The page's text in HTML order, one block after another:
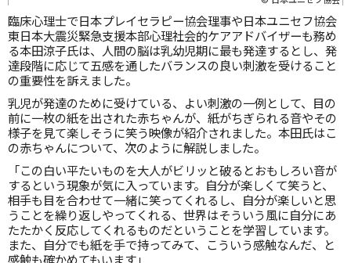
臨床心理士で日本プレイセラピー協会理事や日本ユニセフ協会
東日本大震災緊急支援本部心理社会的ケアアドバイザーも務め
る本田涼子氏は、人間の脳は乳幼児期に最も発達するとし、発
達段階に応じて五感を通したバランスの良い刺激を受けること
の重要性を訴えました。
乳児が発達のために受けている、よい刺激の一例として、目の
前に一枚の紙を出された赤ちゃんが、紙がちぎられる音やその
様子を見て楽しそうに笑う映像が紹介されました。本田氏はこ
の赤ちゃんについて、次のように解説しました。
「この白い平たいものを大人がビリッと破るとおもしろい音が
するという現象が気に入っています。自分が楽しくて笑うと、
相手も目を合わせて一緒に笑ってくれるし、自分が楽しいと思
うことを繰り返しやってくれる、世界はそういう風に自分にあ
たたかく反応してくれるものだということを学習しています。
また、自分でも紙を手で持ってみて、こういう感触なんだ、と
感触も確かめてもいます」